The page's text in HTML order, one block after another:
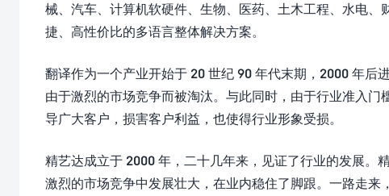
械、汽车、计算机软硬件、生物、医药、土木工程、水电
捷、高性价比的多语言整体解决方案。
翻译作为一个产业开始于 20 世纪 90 年代末期，2000 年后
由于激烈的市场竞争而被淘汰。与此同时，由于行业准入
导广大客户，损害客户利益，也使得行业形象受损。
精艺达成立于 2000 年，二十几年来，见证了行业的发展。
激烈的市场竞争中发展壮大，在业内稳住了脚跟。一路走来